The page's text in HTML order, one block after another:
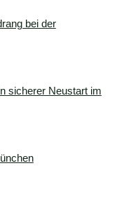
bei der
sicherer Neustart im